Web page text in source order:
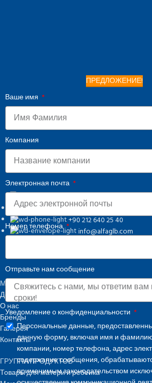
Osmangazi, 140. Sk. NO:2,
+90 212 640 25 40
info@alfaglb.com
ПРЕДЛОЖЕНИЕ!
Ваше имя
Компания
Электронная почта
Номер телефона
Отправьте нам сообщение
Уведомление о конфиденциальности
Персональные данные,
данную форму, включая имя и
компании, номер телефона, адрес
содержание сообщения,
применимым законодательством
МЕНЮ
Домашняя
О нас
Бренды
Галерея
Контакты
ГРУППА ПРОДУКТОВ
Товары для матери и ребенка